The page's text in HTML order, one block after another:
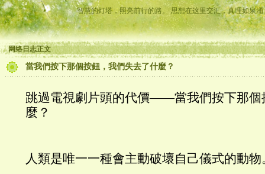
智慧的灯塔，照亮前行的路。 思想在这里交汇，真理如泉涌
网络日志正文
當我們按下那個按鈕，我們失去了什麼？
跳過電視劇片頭的代價——當我們按下那個
麼？
人類是唯一一種會主動破壞自己儀式的動物